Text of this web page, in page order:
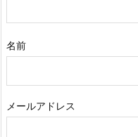
名前
メールアドレス